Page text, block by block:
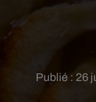
Publié : 26